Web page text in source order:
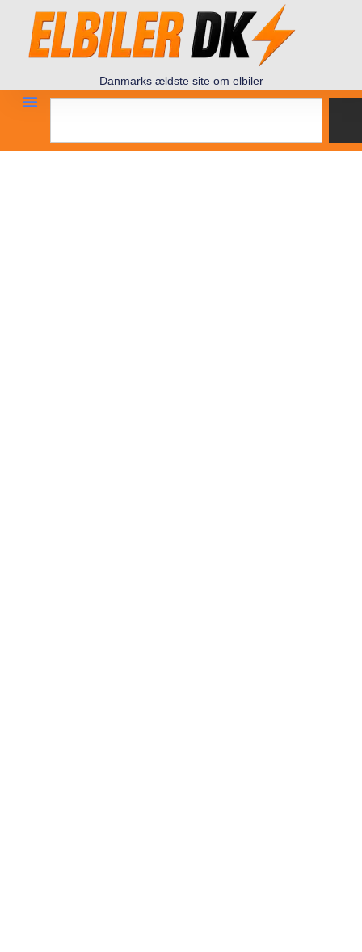
Danmarks ældste site om elbiler